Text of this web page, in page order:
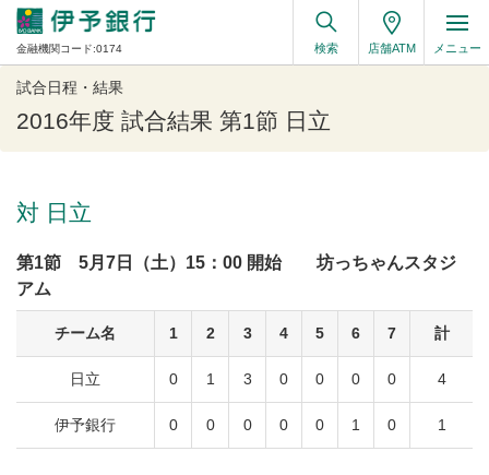
金融機関コード:0174 検索 店舗ATM メニュー
試合日程・結果
2016年度 試合結果 第1節 日立
対 日立
第1節 5月7日（土）15：00 開始 坊っちゃんスタジ
アム
チーム名 1 2 3 4 5 6 7 計
日立 0 1 3 0 0 0 0 4
伊予銀行 0 0 0 0 0 1 0 1